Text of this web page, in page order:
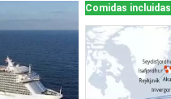
Comidas incluidas